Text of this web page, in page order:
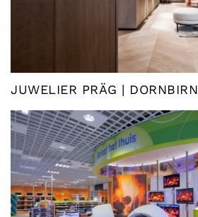
JUWELIER PRÄG |